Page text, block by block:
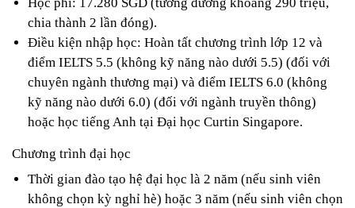
Học phí: 17.280 SGD (tương đương khoảng 290 triệu,
chia thành 2 lần đóng).
Điều kiện nhập học: Hoàn tất chương trình lớp 12 và
điểm IELTS 5.5 (không kỹ năng nào dưới 5.5) (đối với
chuyên ngành thương mại) và điểm IELTS 6.0 (không
kỹ năng nào dưới 6.0) (đối với ngành truyền thông)
hoặc học tiếng Anh tại Đại học Curtin Singapore.
Chương trình đại học
Thời gian đào tạo hệ đại học là 2 năm (nếu sinh viên
không chọn kỳ nghỉ hè) hoặc 3 năm (nếu sinh viên chọn